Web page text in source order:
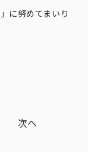
に努めてまいり
次へ